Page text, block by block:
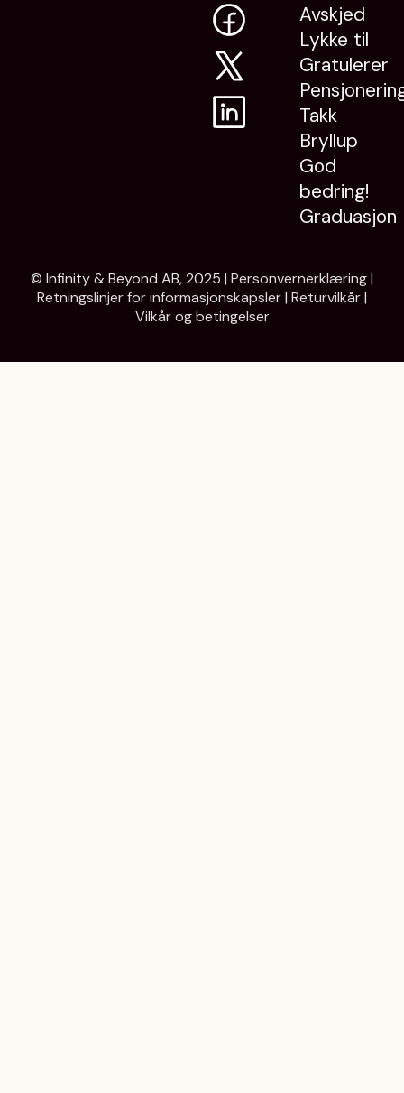
Avskjed
Lykke til
Gratulerer
Takk
Bryllup
God
bedring!
Graduasjon
© Infinity & Beyond AB, 2025 | Personvernerklæring|
Retningslinjer for informasjonskapsler| Returvilkår|
Vilkår og betingelser